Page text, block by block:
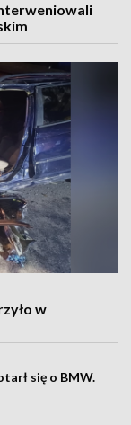
w
się o BMW.